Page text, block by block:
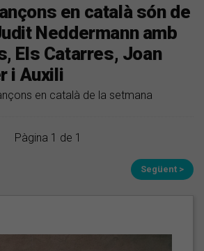
en català són de
Neddermann amb
Els Catarres, Joan
i Auxili
en català de la setmana
Pàgina 1 de 1
Següent >